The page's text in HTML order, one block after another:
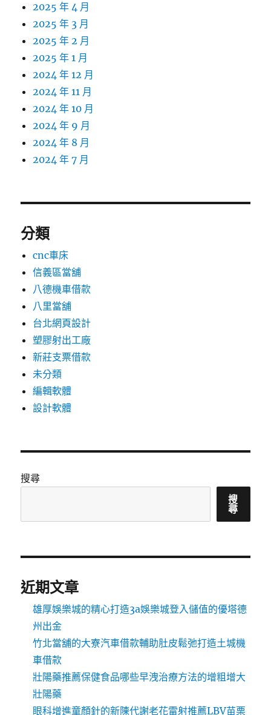
2025 年 4 月
2025 年 3 月
2025 年 2 月
2025 年 1 月
2024 年 12 月
2024 年 11 月
2024 年 10 月
2024 年 9 月
2024 年 8 月
2024 年 7 月
分類
cnc車床
信義區當舖
八德機車借款
八里當舖
台北網頁設計
塑膠射出工廠
新莊支票借款
未分類
編輯軟體
設計軟體
搜尋
搜
尋
近期文章
雄厚娛樂城的精心打造3a娛樂城登入儲值的優塔德
州出金
竹北當舖的大寮汽車借款輔助肚皮鬆弛打造土城機
車借款
壯陽藥推薦保健食品哪些早洩治療方法的增粗增大
壯陽藥
眼科增進童顏針的新陳代謝老花雷射推薦LBV苗栗